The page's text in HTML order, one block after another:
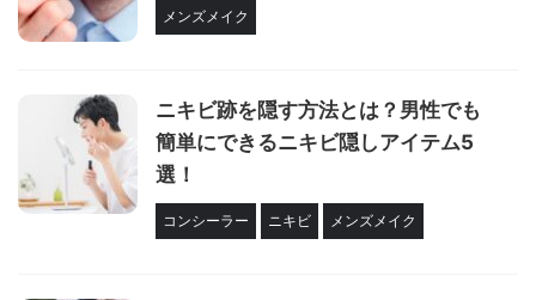
メンズメイク
ニキビ跡を隠す方法とは？男性でも
簡単にできるニキビ隠しアイテム5
選！
コンシーラー ニキビ メンズメイク